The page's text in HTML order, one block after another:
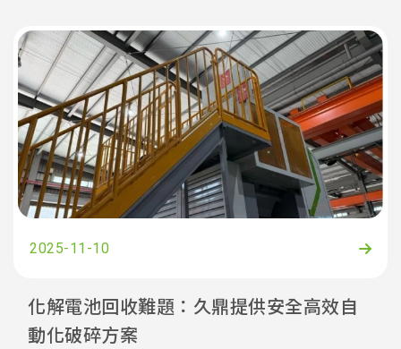
2025-11-10
化解電池回收難題：久鼎提供安全高效自
動化破碎方案